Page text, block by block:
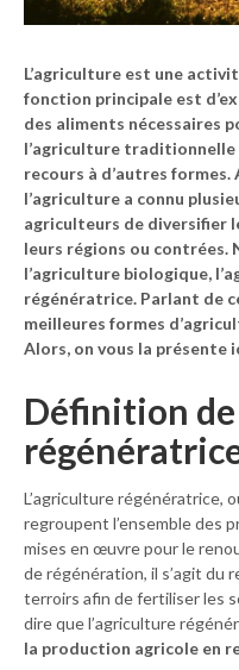
L’agriculture est une
fonction principale est
des aliments nécessaires
l’agriculture traditionnelle
recours à d’autres
l’agriculture a connu
agriculteurs de diversifier
leurs régions ou contrées.
l’agriculture biologique,
régénératrice. Parlant de
meilleures formes
Alors, on vous la présente
Définition
L’agriculture régénératrice,
regroupent l’ensemble des
mises en œuvre pour le
de régénération, il s’agit du
terroirs afin de fertiliser les
dire que l’agriculture
la production agricole en